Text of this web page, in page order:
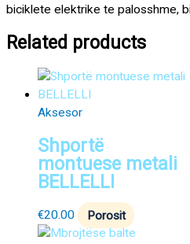
biciklete elektrike te palosshme,
Related products
Aksesor
Shportë
montuese metali
BELLELLI
€20.00 Porosit